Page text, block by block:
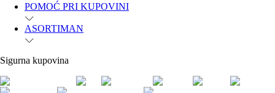
POMOĆ PRI KUPOVINI
ASORTIMAN
Sigurna kupovina